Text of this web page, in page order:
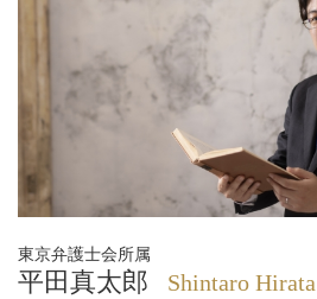
東京弁護士会所属
平田真太郎 Shintaro Hirata